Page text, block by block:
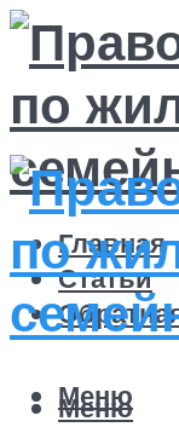
Главная
Статьи
Меню
Меню